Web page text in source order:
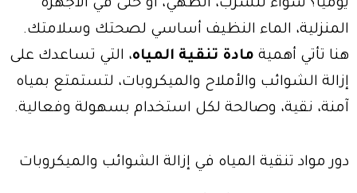
يوميا؟ سواء للشرب، الطهي، أو حتى في الأجهزة
المنزلية، الماء النظيف أساسي لصحتك وسلامتك.
هنا تأتي أهمية مادة تنقية المياه، التي تساعدك على
إزالة الشوائب والأملاح والميكروبات، لتستمتع بمياه
آمنة، نقية، وصالحة لكل استخدام بسهولة وفعالية.
دور مواد تنقية المياه في إزالة الشوائب والميكروبات